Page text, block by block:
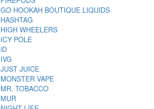
GO HOOKAH BOUTIQUE LIQUIDS
HASHTAG
HIGH WHEELERS
ICY POLE
iD
IVG
JUST JUICE
MONSTER VAPE
MR. TOBACCO
MUR